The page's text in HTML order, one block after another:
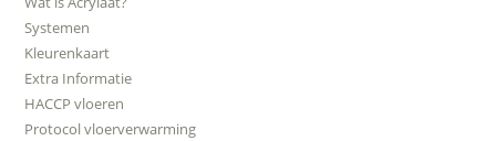
Systemen
Kleurenkaart
Extra Informatie
HACCP vloeren
Protocol vloerverwarming